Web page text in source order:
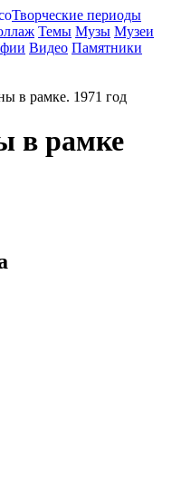
Творческие периоды
Темы Музы Музеи
Видео Памятники
в рамке